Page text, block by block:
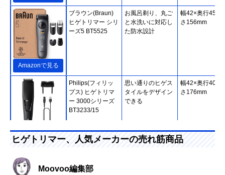
Amazonで見る
ブラウン(Braun)
ヒゲトリマー シリ
ーズ5 BT5525
お風呂剃り、丸ご
と水洗いに対応し
た防水設計
幅42×奥行45×高
さ156mm
Amazonで見る
Philips(フィリッ
プス) ヒゲトリマ
ー 3000シリーズ
BT3233/15
思い通りのヒゲス
タイルをデザイン
できる
幅42×奥行40×高
さ176mm
アヒゲトリマー
ヒゲトリマー、人気メーカーの売れ筋商品
Moovoo編集部